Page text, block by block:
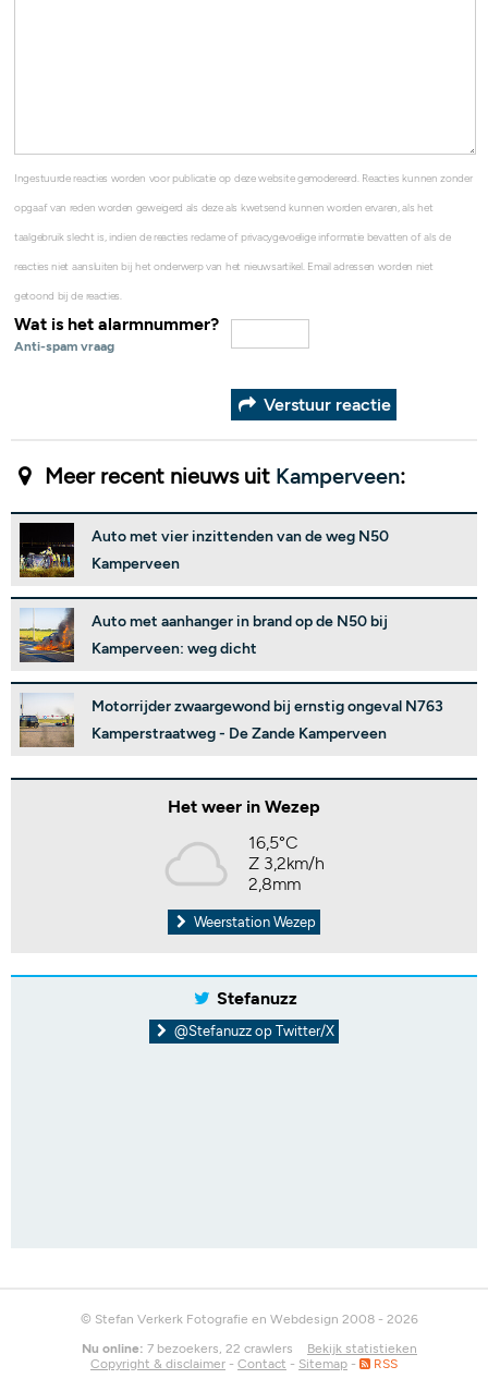
Ingestuurde reacties worden voor publicatie op deze website gemodereerd. Reacties kunnen zonder
opgaaf van reden worden geweigerd als deze als kwetsend kunnen worden ervaren, als het
taalgebruik slecht is, indien de reacties reclame of privacygevoelige informatie bevatten of als de
reacties niet aansluiten bij het onderwerp van het nieuwsartikel. Email adressen worden niet
getoond bij de reacties.
Wat is het alarmnummer?
Anti-spam vraag
Verstuur reactie
Meer recent nieuws uit Kamperveen:
Auto met vier inzittenden van de weg N50
Kamperveen
Auto met aanhanger in brand op de N50 bij
Kamperveen: weg dicht
Motorrijder zwaargewond bij ernstig ongeval N763
Kamperstraatweg - De Zande Kamperveen
Het weer in Wezep
16,5°C
Z 3,2km/h
2,8mm
Weerstation Wezep
Stefanuzz
@Stefanuzz op Twitter/X
© Stefan Verkerk Fotografie en Webdesign 2008 - 2026
Nu online: 7 bezoekers, 22 crawlers
Bekijk statistieken
Copyright & disclaimer - Contact - Sitemap - RSS